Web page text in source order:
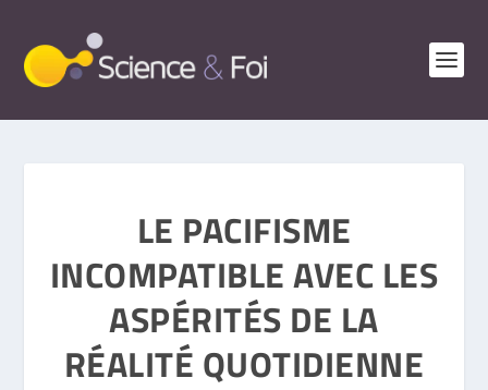
LE PACIFISME
INCOMPATIBLE AVEC LES
ASPÉRITÉS DE LA
RÉALITÉ QUOTIDIENNE